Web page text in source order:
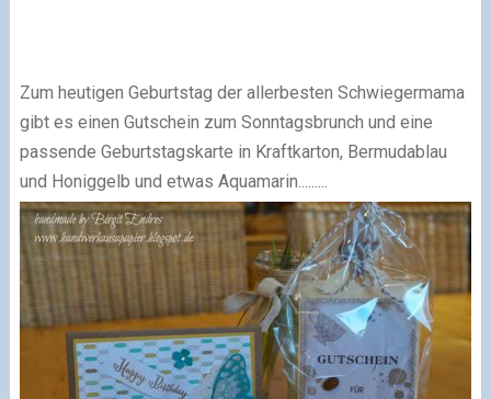
Zum heutigen Geburtstag der allerbesten Schwiegermama
gibt es einen Gutschein zum Sonntagsbrunch und eine
passende Geburtstagskarte in Kraftkarton, Bermudablau
und Honiggelb und etwas Aquamarin.........